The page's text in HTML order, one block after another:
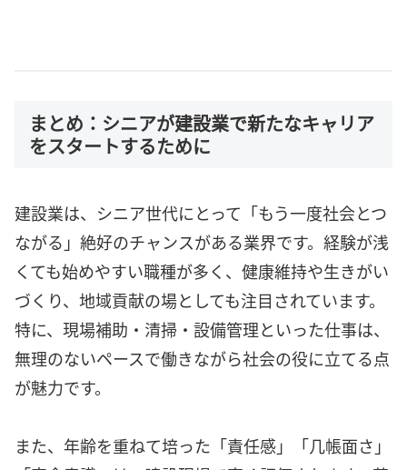
まとめ：シニアが建設業で新たなキャリア
をスタートするために
建設業は、シニア世代にとって「もう一度社会とつ
ながる」絶好のチャンスがある業界です。経験が浅
くても始めやすい職種が多く、健康維持や生きがい
づくり、地域貢献の場としても注目されています。
特に、現場補助・清掃・設備管理といった仕事は、
無理のないペースで働きながら社会の役に立てる点
が魅力です。
また、年齢を重ねて培った「責任感」「几帳面さ」